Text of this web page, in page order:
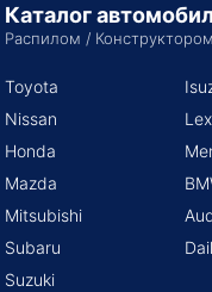
Каталог
Распилом /
Toyota
Nissan
Honda
Mazda
Mitsubishi
Subaru
Suzuki